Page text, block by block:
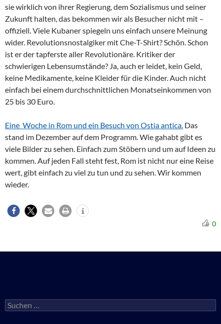
sie wirklich von ihrer Regierung, dem Sozialismus und seiner
Zukunft halten, das bekommen wir als Besucher nicht mit –
offiziell. Viele Kubaner spiegeln uns einfach unsere Meinung
wider. Revolutionsnostalgiker mit Che-T-Shirt? Schön. Schon
ist er der tapferste aller Revolutionäre. Kritiker der
schwierigen Lebensumstände? Ja, auch er leidet, kein Geld,
keine Medikamente, keine Kleider für die Kinder. Auch nicht
einfach bei einem durchschnittlichen Monatseinkommen von
25 bis 30 Euro.
Eine Woche in Rom und ein Besuch von Ostia antica. Das
stand im Dezember auf dem Programm. Wie gahabt gibt es
viele Bilder zu sehen. Einfach zum Stöbern und um auf Ideen zu
kommen. Auf jeden Fall steht fest, Rom ist nicht nur eine Reise
wert, gibt einfach zu viel zu tun und zu sehen. Wir kommen
wieder.
0
Suchen
nach: